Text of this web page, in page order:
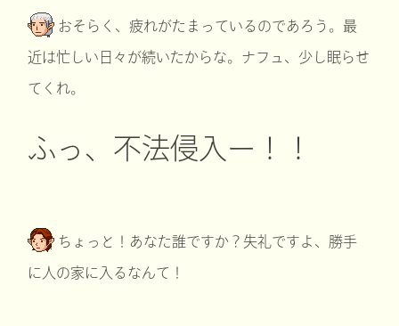
おそらく、疲れがたまっているのであろう。最
近は忙しい日々が続いたからな。ナフュ、少し眠らせ
てくれ。
ふっ、不法侵入ー！！
ちょっと！あなた誰ですか？失礼ですよ、勝手
に人の家に入るなんて！